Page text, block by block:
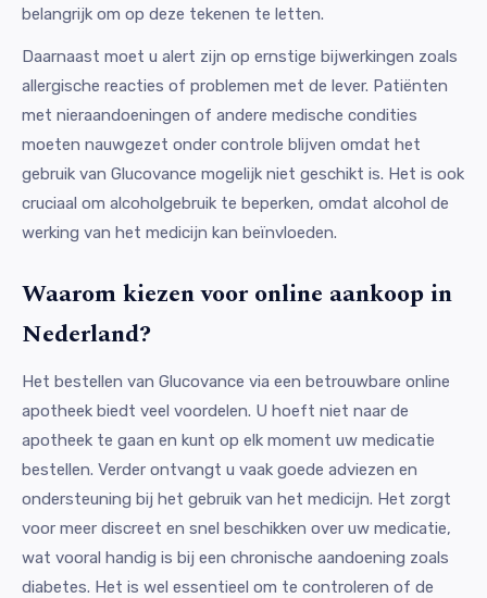
belangrijk om op deze tekenen te letten.
Daarnaast moet u alert zijn op ernstige bijwerkingen zoals
allergische reacties of problemen met de lever. Patiënten
met nieraandoeningen of andere medische condities
moeten nauwgezet onder controle blijven omdat het
gebruik van Glucovance mogelijk niet geschikt is. Het is ook
cruciaal om alcoholgebruik te beperken, omdat alcohol de
werking van het medicijn kan beïnvloeden.
Waarom kiezen voor online aankoop in
Nederland?
Het bestellen van Glucovance via een betrouwbare online
apotheek biedt veel voordelen. U hoeft niet naar de
apotheek te gaan en kunt op elk moment uw medicatie
bestellen. Verder ontvangt u vaak goede adviezen en
ondersteuning bij het gebruik van het medicijn. Het zorgt
voor meer discreet en snel beschikken over uw medicatie,
wat vooral handig is bij een chronische aandoening zoals
diabetes. Het is wel essentieel om te controleren of de